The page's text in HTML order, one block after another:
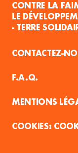
CONTRE LA
LE
- TERRE
CONTACTEZ-
F.A.Q.
MENTIONS